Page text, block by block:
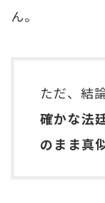
ん。
ただ、結
確かな法
のまま真